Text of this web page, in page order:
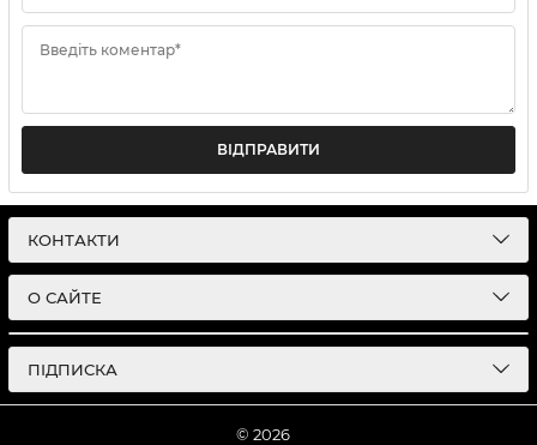
Введіть коментар*
ВІДПРАВИТИ
КОНТАКТИ
О САЙТЕ
ПІДПИСКА
© 2026